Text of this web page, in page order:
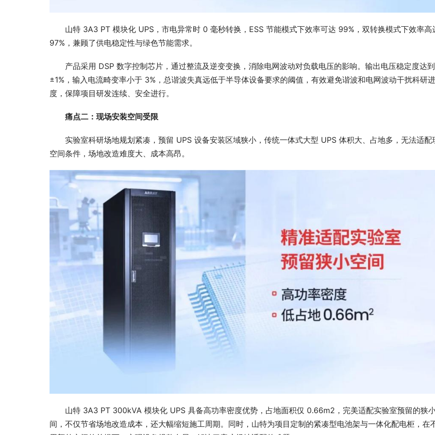
山特 3A3 PT 模块化 UPS，市电异常时 0 毫秒转换，ESS 节能模式下效率可达 99%，双转换模式下效率高
97%，兼顾了供电稳定性与绿色节能需求。
产品采用 DSP 数字控制芯片，通过整流及逆变变换，消除电网波动对负载电压的影响。输出电压稳定度达到
±1%，输入电流畸变率小于 3%，总谐波失真远低于半导体设备要求的阈值，有效避免谐波和电网波动干扰科研进
度，保障项目研发连续、安全进行。
痛点二：现场安装空间受限
实验室科研场地规划紧凑，预留 UPS 设备安装区域狭小，传统一体式大型 UPS 体积大、占地多，无法适配
空间条件，场地改造难度大、成本高昂。
山特 3A3 PT 300kVA 模块化 UPS 具备高功率密度优势，占地面积仅 0.66m2，完美适配实验室预留的狭
间，不仅节省场地改造成本，还大幅缩短施工周期。同时，山特为项目定制的紧凑型电池架与一体化配电柜，在